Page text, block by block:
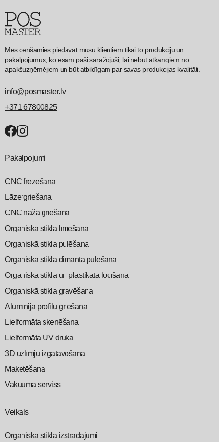
Mēs cenšamies piedāvāt mūsu klientiem tikai to produkciju un
pakalpojumus, ko esam paši saražojuši, lai nebūt atkarīgiem no
apakšuzņēmējiem un būt atbildīgam par savas produkcijas kvalitāti.
info@posmaster.lv
+371 67800825
Pakalpojumi
CNC frezēšana
Lāzergriešana
CNC naža griešana
Organiskā stikla līmēšana
Organiskā stikla pulēšana
Organiskā stikla dimanta pulēšana
Organiskā stikla un plastikāta locīšana
Organiskā stikla gravēšana
Alumīnija profilu griešana
Lielformāta skenēšana
Lielformāta UV druka
3D uzlīmju izgatavošana
Maketēšana
Vakuuma serviss
Veikals
Organiskā stikla izstrādājumi